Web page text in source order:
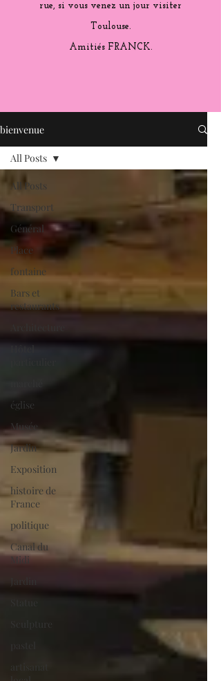
rue, si vous venez un jour visiter
Toulouse.
Amitiés FRANCK.
bienvenue
All Posts
Transport
Général
Place
fontaine
Bars et
restaurants
Hôtel
église
Musée
Jardin
Exposition
histoire de
France
politique
Canal du
Midi
Jardin
Sculpture
All Posts